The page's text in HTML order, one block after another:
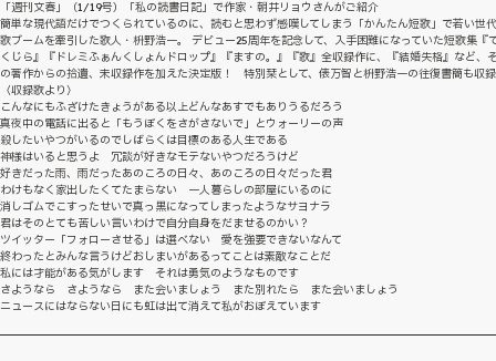
「週刊文春」（1/19号）「私の読書日記」で作家・朝井リョウさんがご紹介
簡単な現代語だけでつくられているのに、読むと思わず感嘆してしまう「かんたん短歌」で若い世
歌ブームを牽引した歌人・枡野浩一。 デビュー25周年を記念して、入手困難になっていた短歌集『
くじら』『ドレミふぁんくしょんドロップ』『ますの。』『歌』全収録作に、『結婚失格』など、
の著作からの拾遺、未収録作を加えた決定版！ 特別栞として、俵万智と枡野浩一の往復書簡も収
〈収録歌より〉
こんなにもふざけたきょうがある以上どんなあすでもありうるだろう
真夜中の電話に出ると「もうぼくをさがさないで」とウォーリーの声
殺したいやつがいるのでしばらくは目標のある人生である
神様はいると思うよ 冗談が好きなモテないやつだろうけど
好きだった雨、雨だったあのころの日々、あのころの日々だった君
わけもなく家出したくてたまらない 一人暮らしの部屋にいるのに
消しゴムでこすったせいで真っ黒になってしまったようなサヨナラ
君はそのとても苦しい言いわけで自分自身をだませるのかい？
ツイッター「フォローさせる」は選べない 愛を強要できないなんて
終わったとみんな言うけどおしまいがあるってことは素敵なことだ
私には才能がある気がします それは勇気のようなものです
さようなら さようなら また会いましょう また別れたら また会いましょう
ニュースにはならない日にも虹は出て消えて私がおぼえています